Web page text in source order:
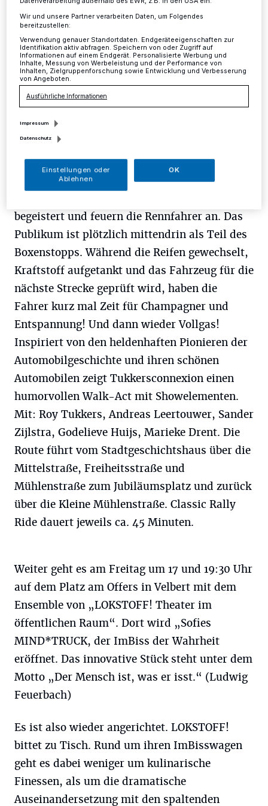
durch die Innenstadt von Mettmann. Das
niederländische Ensemble Tukkersconnexion
zieht mit seiner Classic Rally Ride, einem
Walk-Act mit Showeinlagen, große und kleine
Passanten in ihren Bann. Von fern klingt der
Ansager mit seinem aufgeregten Kommentar,
die Motoren brummen, der Startschuss fällt.
In wenigen Augenblicken erscheinen die
Rennfahrer und heldenhaften Pioniere der
Automobilgeschichte von damals mit ihren
begeistert und feuern die Rennfahrer an. Das
Publikum ist plötzlich mittendrin als Teil des
Boxenstopps. Während die Reifen gewechselt,
Kraftstoff aufgetankt und das Fahrzeug für die
nächste Strecke geprüft wird, haben die
Fahrer kurz mal Zeit für Champagner und
Entspannung! Und dann wieder Vollgas!
Inspiriert von den heldenhaften Pionieren der
Automobilgeschichte und ihren schönen
Automobilen zeigt Tukkersconnexion einen
humorvollen Walk-Act mit Showelementen.
Mit: Roy Tukkers, Andreas Leertouwer, Sander
Zijlstra, Godelieve Huijs, Marieke Drent. Die
Route führt vom Stadtgeschichtshaus über die
Mittelstraße, Freiheitsstraße und
Mühlenstraße zum Jubiläumsplatz und zurück
über die Kleine Mühlenstraße. Classic Rally
Ride dauert jeweils ca. 45 Minuten.
Weiter geht es am Freitag um 17 und 19:30 Uhr
auf dem Platz am Offers in Velbert mit dem
Ensemble von „LOKSTOFF! Theater im
öffentlichen Raum“. Dort wird „Sofies
MIND*TRUCK, der ImBiss der Wahrheit
eröffnet. Das innovative Stück steht unter dem
Motto „Der Mensch ist, was er isst.“ (Ludwig
Feuerbach)
Es ist also wieder angerichtet. LOKSTOFF!
bittet zu Tisch. Rund um ihren ImBisswagen
geht es dabei weniger um kulinarische
Finessen, als um die dramatische
Auseinandersetzung mit den spaltenden
Wir und unsere Partner verarbeiten Daten, um Folgendes
bereitzustellen:
Verwendung genauer Standortdaten. Endgeräteeigenschaften zur
Identifikation aktiv abfragen. Speichern von oder Zugriff auf
Informationen auf einem Endgerät. Personalisierte Werbung und
Inhalte, Messung von Werbeleistung und der Performance von
Inhalten, Zielgruppenforschung sowie Entwicklung und Verbesserung
von Angeboten.
Ausführliche Informationen
Impressum
Datenschutz
Einstellungen oder
Ablehnen
OK